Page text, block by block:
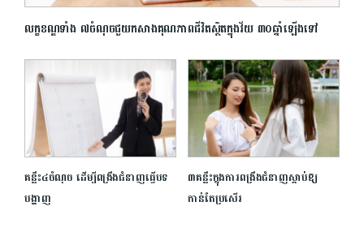
លក្ខខណ្ឌទាំង ៧ចំណុចជួយកសាងគុណភាពជីវិតស្ថិតក្នុងវ័យ ៣០ឆ្នាំឡើងទៅ
គន្លឹះ៤ចំណុច ដើម្បី​ពង្រឹង​ជំនាញ​ធ្វើ​បទ
បង្ហាញ
៣គន្លឹះក្នុងការពង្រឹងជំនាញស្តាប់ឱ្យ
កាន់តែប្រសើរ